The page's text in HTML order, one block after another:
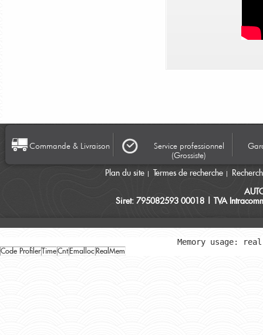
Commande & Livraison
Service professionnel
(Grossiste)
Plan du site Termes de recherche
Siret: 795082593 00018 | TVA
Memory usage:
Code Profiler TimeCnt Emalloc RealMem